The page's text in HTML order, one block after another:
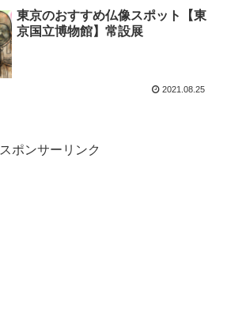
東京のおすすめ仏像スポット【東
京国立博物館】常設展
2021.08.25
スポンサーリンク